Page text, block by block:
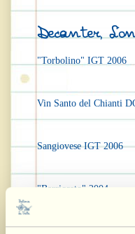
Decanter,
"Torbolino" IGT 2006
Vin Santo del Chianti
Sangiovese IGT 2006
"Barriccato" 2004